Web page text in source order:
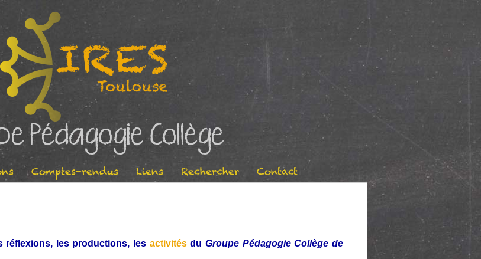
Pédagogie Collège
Comptes-rendus Liens Rechercher Contact
réflexions, les productions, les activitésduGroupe Pédagogie Collège de